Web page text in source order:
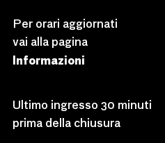
Per orari aggiornati
vai alla pagina
Informazioni
Ultimo ingresso 30 minuti
prima della chiusura